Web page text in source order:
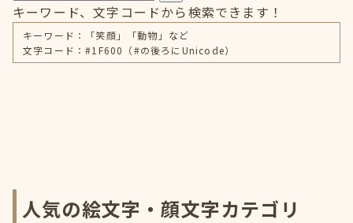
キーワード、文字コードから検索できます！
キーワード：「笑顔」「動物」など
文字コード：#1F600（#の後ろにUnicode）
人気の絵文字・顔文字カテゴリ